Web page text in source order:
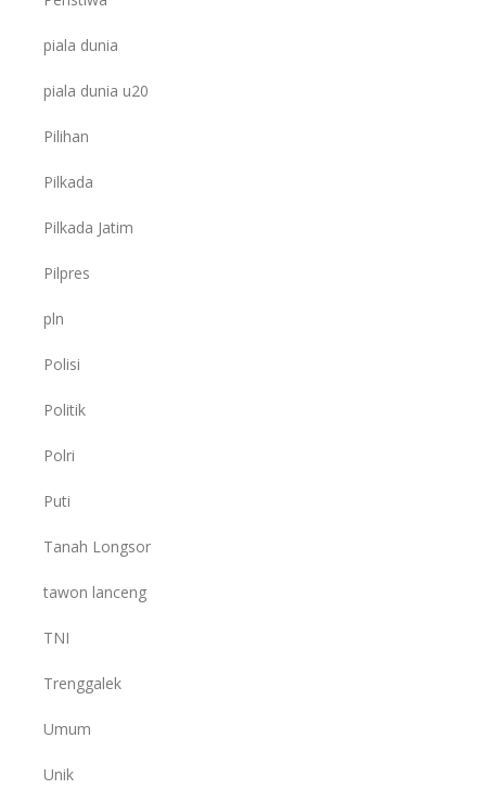
piala dunia
piala dunia u20
Pilihan
Pilkada
Pilkada Jatim
Pilpres
pln
Polisi
Politik
Polri
Puti
Tanah Longsor
tawon lanceng
TNI
Trenggalek
Umum
Unik